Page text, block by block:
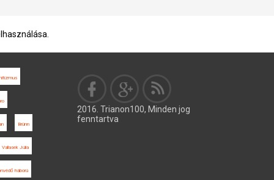
Brünn
Vallasek Júlia
háború
2016. Trianon100, Minden jog
fenntartva